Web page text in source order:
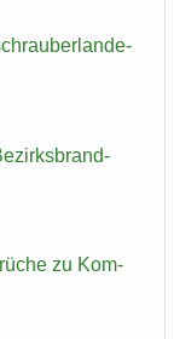
zu Kom­